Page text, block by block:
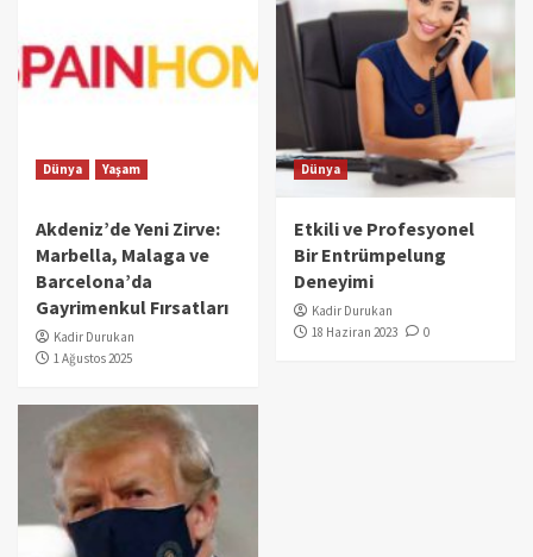
Dünya Yaşam
Akdeniz’de Yeni Zirve:
Marbella, Malaga ve
Barcelona’da
Gayrimenkul Fırsatları
Kadir Durukan
1 Ağustos 2025
Dünya
Etkili ve Profesyonel
Bir Entrümpelung
Deneyimi
Kadir Durukan
18 Haziran 2023
0